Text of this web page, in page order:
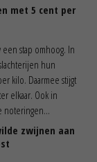
met 5 cent per
stap omhoog. In
hun
kilo. Daarmee stijgt
elkaar. Ook in
noteringen...
zwijnen aan